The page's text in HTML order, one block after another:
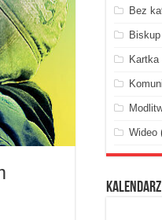
Bez
Kartka
Wideo
Kalendarz